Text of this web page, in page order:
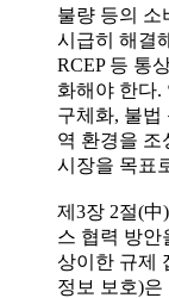
불량 등의 소
시급히 해결
RCEP 등 통
화해야 한다.
구체화, 불법
역 환경을 조
시장을 목표
제3장 2절(
스 협력 방안
상이한 규제
정보 보호)은